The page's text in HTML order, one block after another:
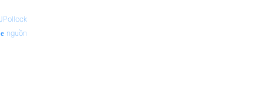
nguồn